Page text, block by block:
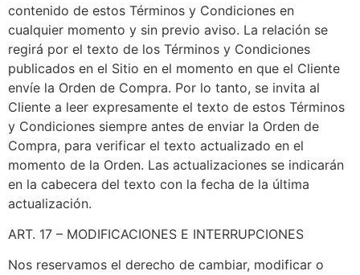
contenido de estos Términos y Condiciones en
cualquier momento y sin previo aviso. La relación se
regirá por el texto de los Términos y Condiciones
publicados en el Sitio en el momento en que el Cliente
envíe la Orden de Compra. Por lo tanto, se invita al
Cliente a leer expresamente el texto de estos Términos
y Condiciones siempre antes de enviar la Orden de
Compra, para verificar el texto actualizado en el
momento de la Orden. Las actualizaciones se indicarán
en la cabecera del texto con la fecha de la última
actualización.
ART. 17 – MODIFICACIONES E INTERRUPCIONES
Nos reservamos el derecho de cambiar, modificar o